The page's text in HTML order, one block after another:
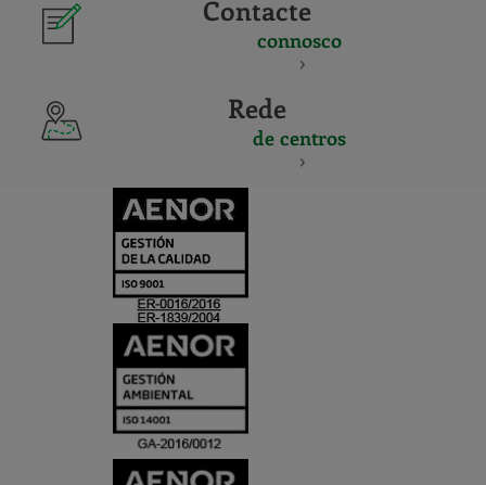
Contacte
connosco
Rede
de centros